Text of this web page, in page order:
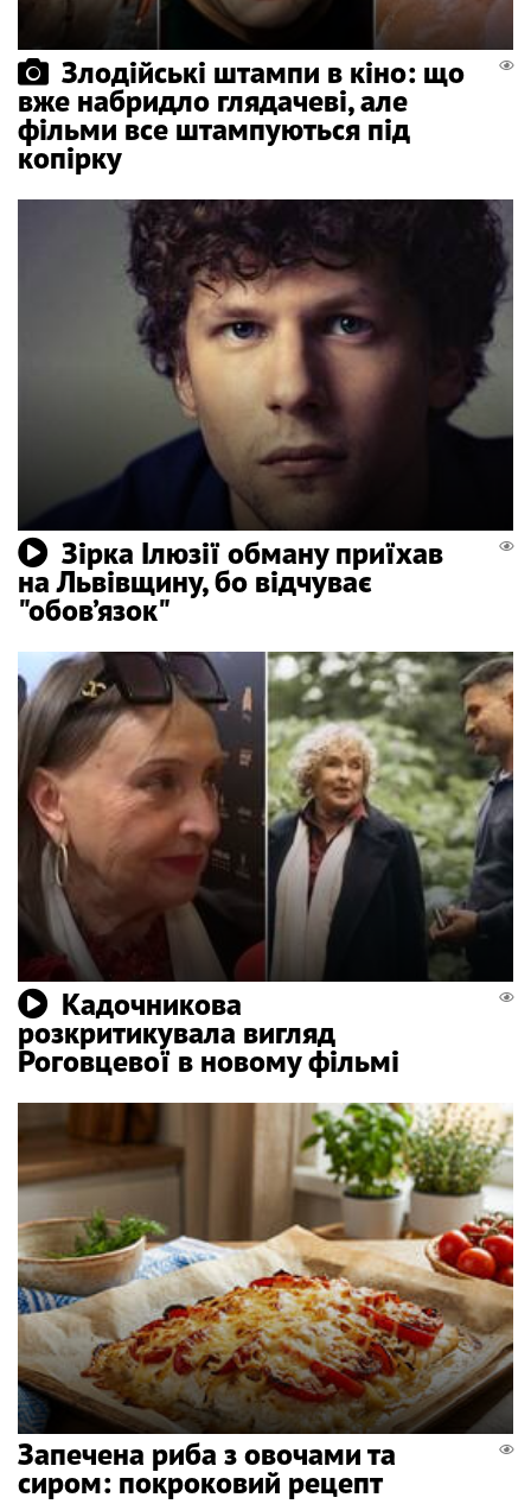
Злодійські штампи в кіно: що
вже набридло глядачеві, але
фільми все штампуються під
копірку
Зірка Ілюзії обману приїхав
на Львівщину, бо відчуває
"обов’язок"
Кадочникова
розкритикувала вигляд
Роговцевої в новому фільмі
Запечена риба з овочами та
сиром: покроковий рецепт